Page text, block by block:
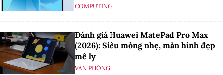
COMPUTING
Đánh giá Huawei MatePad Pro Max
(2026): Siêu mỏng nhẹ, màn hình đẹp
mê ly
VĂN PHÒNG